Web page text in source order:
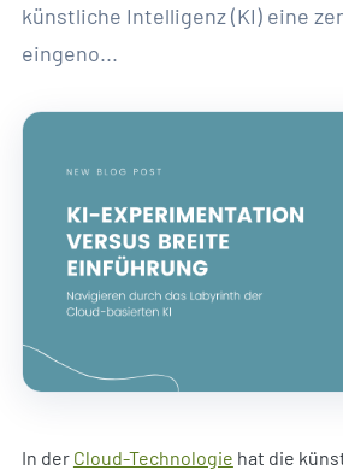
künstliche Intelligenz (KI) eine
eingeno...
In der Cloud-Technologie hat die